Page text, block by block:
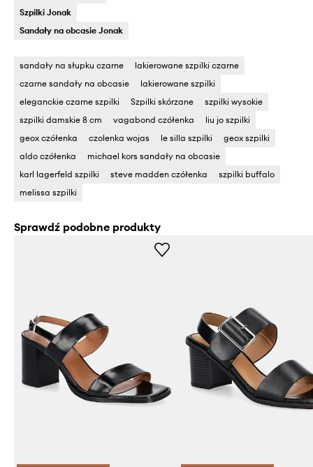
Szpilki Jonak
Sandały na obcasie Jonak
sandały na słupku czarne
lakierowane szpilki czarne
czarne sandały na obcasie
lakierowane szpilki
eleganckie czarne szpilki
Szpilki skórzane
szpilki wysokie
szpilki damskie 8 cm
vagabond czółenka
liu jo szpilki
geox czółenka
czolenka wojas le silla szpilki
geox szpilki
aldo czółenka
michael kors sandały na obcasie
karl lagerfeld szpilki
steve madden czółenka
szpilki buffalo
melissa szpilki
Sprawdź podobne produkty